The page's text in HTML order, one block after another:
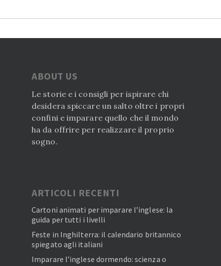
ABOUT US
Le storie e i consigli per ispirare chi
desidera spiccare un salto oltre i propri
confini e imparare quello che il mondo
ha da offrire per realizzare il proprio
sogno.
ARTICOLI RECENTI
Cartoni animati per imparare l’inglese: la
guida per tutti i livelli
Feste in Inghilterra: il calendario britannico
spiegato agli italiani
Imparare l’inglese dormendo: scienza o